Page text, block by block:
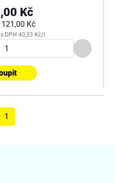
Kč
121,00 Kč
DPH 40,33 Kč/l
1